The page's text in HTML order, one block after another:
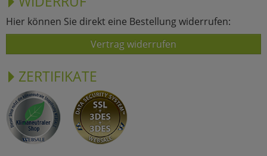
Hier können Sie direkt eine Bestellung widerrufen:
Vertrag widerrufen
ZERTIFIKATE